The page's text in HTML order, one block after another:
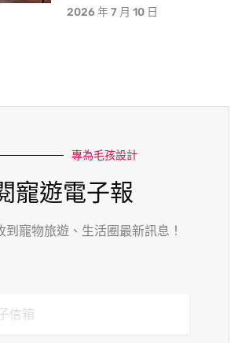
2026 年 7 月 10 日
專為毛孩設計
寵遊電子報
到寵物旅遊、生活圈最新訊息！